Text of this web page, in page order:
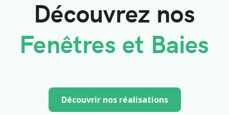
Découvrez nos
Fenêtres et Baies
Découvrir nos réalisations